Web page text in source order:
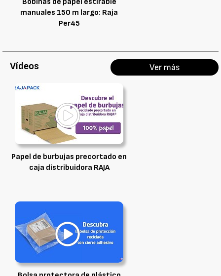
manuales 150 m largo: Raja
Per45
Vídeos Ver más
Papel de burbujas precortado en
caja distribuidora RAJA